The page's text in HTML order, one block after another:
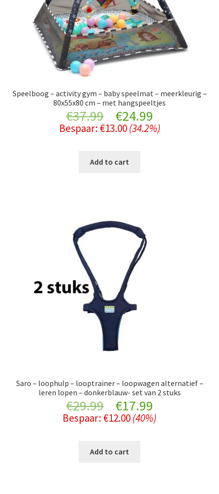
Speelboog – activity gym – baby speelmat – meerkleurig –
80x55x80 cm – met hangspeeltjes
€37.99
Original
price
was:
€24.99Current
price
Bespaar: €13.00 (34.2%)
Add to cart
Saro – loophulp – looptrainer – loopwagen alternatief –
leren lopen – donkerblauw- set van 2 stuks
€29.99
Original
price
was:
€17.99Current
price
Bespaar: €12.00(40%)
Add to cart